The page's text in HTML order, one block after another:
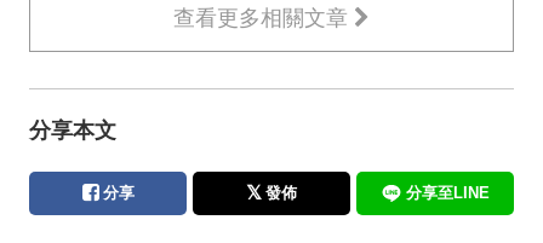
查看更多相關文章
分享本文
分享 發佈 分享至LINE